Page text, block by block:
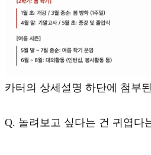
카터의 상세설명 하단에 첨부
Q. 놀려보고 싶다는 건 귀엽다